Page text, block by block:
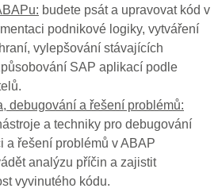
budete psát a upravovat kód v
podnikové logiky, vytváření
vylepšování stávajících
SAP aplikací podle
debugování a řešení problémů:
a techniky pro debugování
a řešení problémů v ABAP
analýzu příčin a zajistit
vyvinutého kódu.